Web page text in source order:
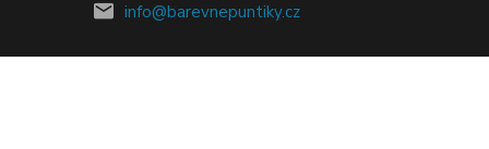
info@barevnepuntiky.cz